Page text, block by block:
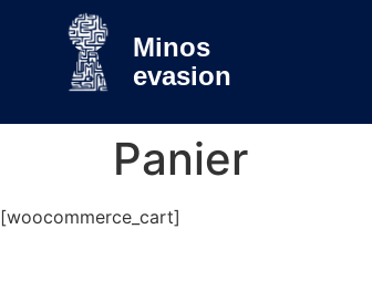
Minos
evasion
Panier
[woocommerce_cart]